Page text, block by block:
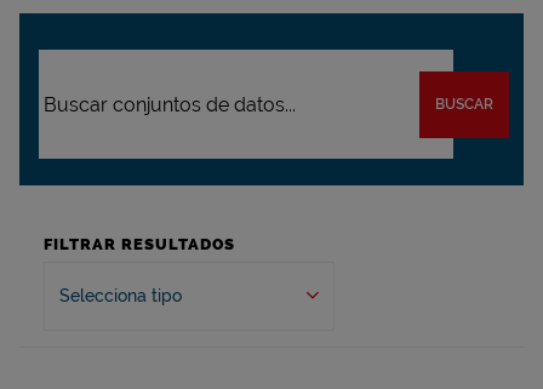
BUSCAR
FILTRAR RESULTADOS
Selecciona tipo